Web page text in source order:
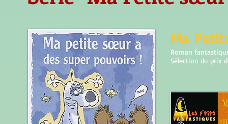
Ma
Roman
Sélection du prix